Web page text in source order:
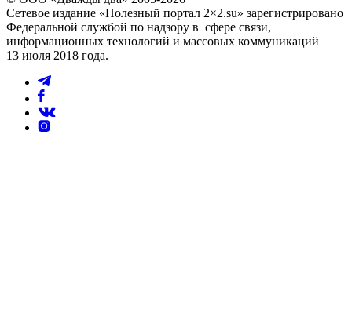
Сетевое издание «Полезный портал 2×2.su» зарегистрировано
Федеральной службой по надзору в сфере связи,
информационных технологий и массовых коммуникаций
13 июля 2018 года.